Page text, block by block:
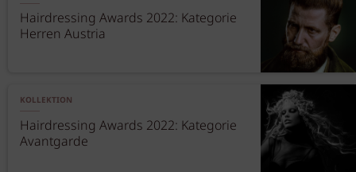
Hairdressing Awards 2022: Kategorie
Herren Austria
KOLLEKTION
Hairdressing Awards 2022: Kategorie
Avantgarde